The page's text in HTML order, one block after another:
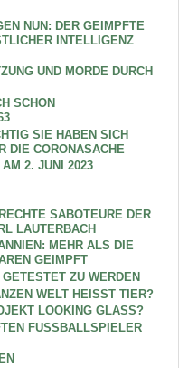
NUN: DER GEIMPFTE
INTELLIGENZ
UND MORDE DURCH
SCHON
SIE HABEN SICH
DIE CORONASACHE
2. JUNI 2023
SABOTEURE DER
LAUTERBACH
MEHR ALS DIE
GEIMPFT
ZU WERDEN
WELT HEISST TIER?
LOOKING GLASS?
FUSSBALLSPIELER